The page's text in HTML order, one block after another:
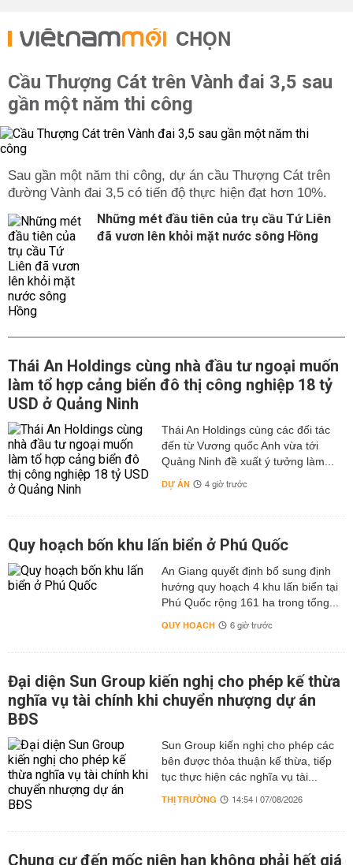
CHỌN
Cầu Thượng Cát trên Vành đai 3,5 sau
gần một năm thi công
Sau gần một năm thi công, dự án cầu Thượng Cát trên
đường Vành đai 3,5 có tiến độ thực hiện đạt hơn 10%.
Những mét đầu tiên của trụ cầu Tứ Liên
đã vươn lên khỏi mặt nước sông Hồng
Thái An Holdings cùng nhà đầu tư ngoại muốn
làm tổ hợp cảng biển đô thị công nghiệp 18 tỷ
USD ở Quảng Ninh
Thái An Holdings cùng các đối tác
đến từ Vương quốc Anh vừa tới
Quảng Ninh đề xuất ý tưởng làm...
DỰ ÁN 4 giờ trước
Quy hoạch bốn khu lấn biển ở Phú Quốc
An Giang quyết định bổ sung định
hướng quy hoạch 4 khu lấn biển tại
Phú Quốc rộng 161 ha trong tổng...
QUY HOẠCH 6 giờ trước
Đại diện Sun Group kiến nghị cho phép kế thừa
nghĩa vụ tài chính khi chuyển nhượng dự án
BĐS
Sun Group kiến nghị cho phép các
bên được thỏa thuận kế thừa, tiếp
tục thực hiện các nghĩa vụ tài...
THỊ TRƯỜNG 14:54 | 07/08/2026
Chung cư đến mốc niên hạn không phải hết giá